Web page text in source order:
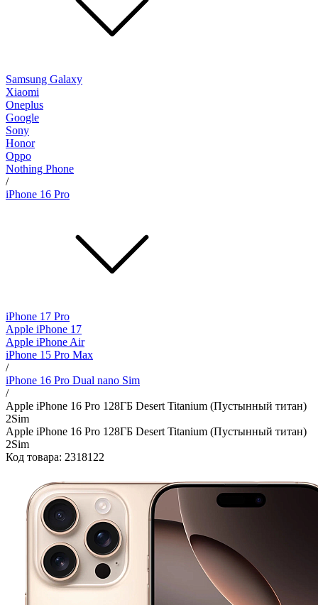
Samsung Galaxy
Xiaomi
Oneplus
Google
Sony
Honor
Oppo
Nothing Phone
/
iPhone 16 Pro
iPhone 17 Pro
Apple iPhone 17
Apple iPhone Air
iPhone 15 Pro Max
/
iPhone 16 Pro Dual nano Sim
/
Apple iPhone 16 Pro 128ГБ Desert Titanium (Пустынный титан)
2Sim
Apple iPhone 16 Pro 128ГБ Desert Titanium (Пустынный титан)
2Sim
Код товара: 2318122